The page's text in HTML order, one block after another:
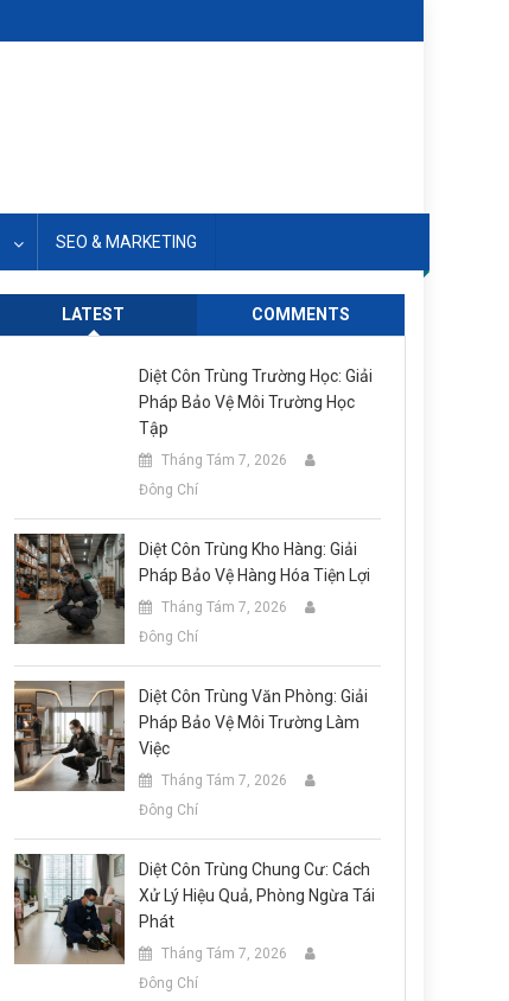
SEO & MARKETING
LATEST COMMENTS
Diệt Côn Trùng Trường Học: Giải
Pháp Bảo Vệ Môi Trường Học
Tập
Tháng Tám 7, 2026
Đông Chí
Diệt Côn Trùng Kho Hàng: Giải
Pháp Bảo Vệ Hàng Hóa Tiện Lợi
Tháng Tám 7, 2026
Đông Chí
Diệt Côn Trùng Văn Phòng: Giải
Pháp Bảo Vệ Môi Trường Làm
Việc
Tháng Tám 7, 2026
Đông Chí
Diệt Côn Trùng Chung Cư: Cách
Xử Lý Hiệu Quả, Phòng Ngừa Tái
Phát
Tháng Tám 7, 2026
Đông Chí